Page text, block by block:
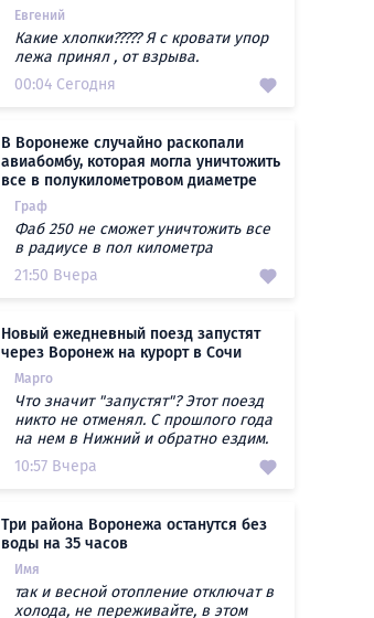
Евгений
Какие хлопки????? Я с кровати упор
лежа принял , от взрыва.
00:04 Сегодня
В Воронеже случайно раскопали
авиабомбу, которая могла уничтожить
все в полукилометровом диаметре
Граф
Фаб 250 не сможет уничтожить все
в радиусе в пол километра
21:50 Вчера
Новый ежедневный поезд запустят
через Воронеж на курорт в Сочи
Марго
Что значит "запустят"? Этот поезд
никто не отменял. С прошлого года
на нем в Нижний и обратно ездим.
10:57 Вчера
Три района Воронежа останутся без
воды на 35 часов
Имя
так и весной отопление отключат в
холода, не переживайте, в этом